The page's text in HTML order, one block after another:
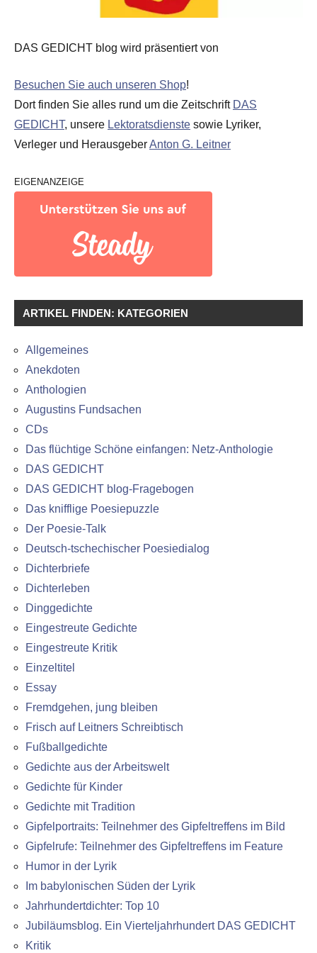
DAS GEDICHT blog wird präsentiert von
Besuchen Sie auch unseren Shop!
Dort finden Sie alles rund um die Zeitschrift DAS
GEDICHT, unsere Lektoratsdienste sowie Lyriker,
Verleger und HerausgeberAnton G. Leitner
EIGENANZEIGE
ARTIKEL FINDEN: KATEGORIEN
Allgemeines
Anekdoten
Anthologien
Augustins Fundsachen
CDs
Das flüchtige Schöne einfangen: Netz-Anthologie
DAS GEDICHT
DAS GEDICHT blog-Fragebogen
Das knifflige Poesiepuzzle
Der Poesie-Talk
Deutsch-tschechischer Poesiedialog
Dichterbriefe
Dichterleben
Dinggedichte
Eingestreute Gedichte
Eingestreute Kritik
Einzeltitel
Essay
Fremdgehen, jung bleiben
Frisch auf Leitners Schreibtisch
Fußballgedichte
Gedichte aus der Arbeitswelt
Gedichte für Kinder
Gedichte mit Tradition
Gipfelportraits: Teilnehmer des Gipfeltreffens im Bild
Gipfelrufe: Teilnehmer des Gipfeltreffens im Feature
Humor in der Lyrik
Im babylonischen Süden der Lyrik
Jahrhundertdichter: Top 10
Jubiläumsblog. Ein Vierteljahrhundert DAS GEDICHT
Kritik